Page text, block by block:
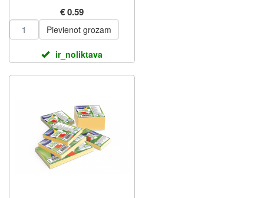
€ 0.59
Pievienot grozam
ir_noliktava